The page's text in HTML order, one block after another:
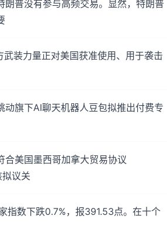
朗普没有参与高频交易。显然，特朗普
武装力量正对美国获准使用、用于袭击
动旗下AI聊天机器人豆包拟推出付费专
合美国墨西哥加拿大贸易协议
议关
指数下跌0.7%，报391.53点。在十个